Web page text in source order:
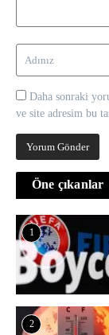
Daha sonraki
ve site adresim bu
Öne çıkanlar
1
2